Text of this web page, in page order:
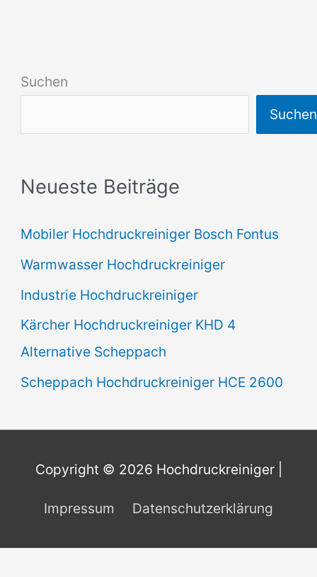
Suchen
Suchen
Neueste Beiträge
Mobiler Hochdruckreiniger Bosch Fontus
Warmwasser Hochdruckreiniger
Industrie Hochdruckreiniger
Kärcher Hochdruckreiniger KHD 4
Alternative Scheppach
Scheppach Hochdruckreiniger HCE 2600
Copyright © 2026 Hochdruckreiniger|
Impressum Datenschutzerklärung